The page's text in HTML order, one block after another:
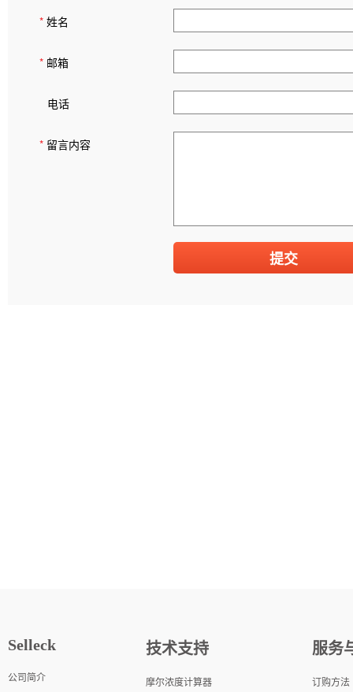
* 姓名
* 邮箱
电话
* 留言内容
Selleck
公司简介
技术支持
摩尔浓度计算器
服务
订购方法